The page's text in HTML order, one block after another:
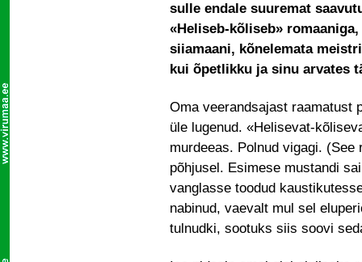
sulle endale suuremat
«Heliseb-kõliseb»
siiamaani, kõnelemata
kui õpetlikku ja sinu arvates
Oma veerandsajast raamatust
üle lugenud. «Helisevat-
murdeeas. Polnud vigagi.
põhjusel. Esimese mustandi
vanglasse toodud
nabinud, vaevalt mul sel
tulnudki, sootuks siis soovi